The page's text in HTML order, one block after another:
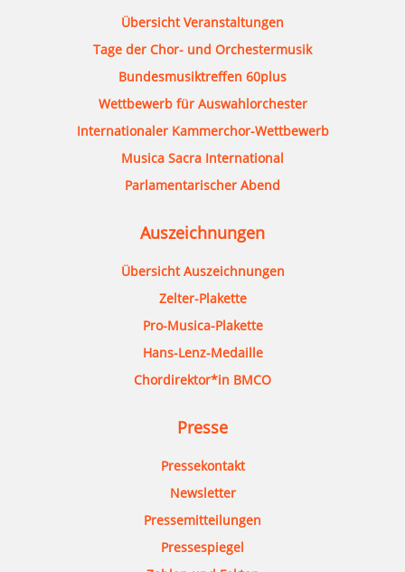
Übersicht Veranstaltungen
Tage der Chor- und Orchestermusik
Bundesmusiktreffen 60plus
Wettbewerb für Auswahlorchester
Internationaler Kammerchor-Wettbewerb
Musica Sacra International
Parlamentarischer Abend
Auszeichnungen
Übersicht Auszeichnungen
Zelter-Plakette
Pro-Musica-Plakette
Hans-Lenz-Medaille
Chordirektor*in BMCO
Presse
Pressekontakt
Newsletter
Pressemitteilungen
Pressespiegel